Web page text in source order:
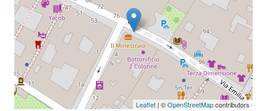
Eventi
Chiedi al
bibliotecario
Avvisi
Leaflet | ©OpenStreetMapcontributors